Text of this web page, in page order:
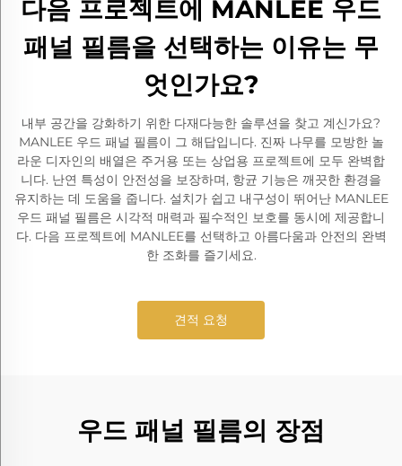
다음 프로젝트에 MANLEE 우드
패널 필름을 선택하는 이유는 무
엇인가요?
내부 공간을 강화하기 위한 다재다능한 솔루션을 찾고 계신가요?
MANLEE 우드 패널 필름이 그 해답입니다. 진짜 나무를 모방한 놀
라운 디자인의 배열은 주거용 또는 상업용 프로젝트에 모두 완벽합
니다. 난연 특성이 안전성을 보장하며, 항균 기능은 깨끗한 환경을
유지하는 데 도움을 줍니다. 설치가 쉽고 내구성이 뛰어난 MANLEE
우드 패널 필름은 시각적 매력과 필수적인 보호를 동시에 제공합니
다. 다음 프로젝트에 MANLEE를 선택하고 아름다움과 안전의 완벽
한 조화를 즐기세요.
견적 요청
우드 패널 필름의 장점